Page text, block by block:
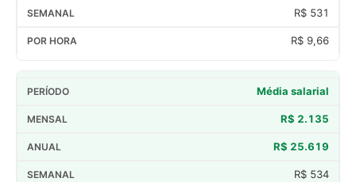
R$ 531
R$ 9,66
Média salarial
R$ 2.135
R$ 25.619
R$ 534